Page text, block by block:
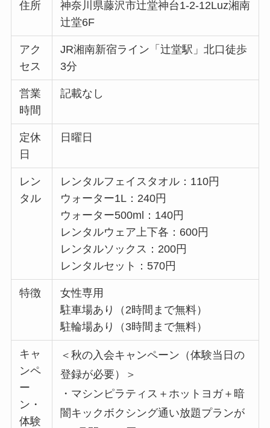
住所
神奈川県藤沢市辻堂神台1-2-12Luz湘南
辻堂6F
アク
セス
JR湘南新宿ライン「辻堂駅」北口徒歩
3分
営業
時間
記載なし
定休
日
日曜日
レン
タル
レンタルフェイスタオル：110円
ウォーター1L：240円
ウォーター500ml：140円
レンタルウェア上下各：600円
レンタルソックス：200円
レンタルセット：570円
特徴
女性専用
駐車場あり（2時間まで無料）
駐輪場あり（3時間まで無料）
キャ
ンペ
ー
ン・
体験
＜秋の入会キャンペーン（体験当日の
登録が必要）＞
・マシンピラティス＋ホットヨガ＋暗
闇キックボクシング通い放題プランが